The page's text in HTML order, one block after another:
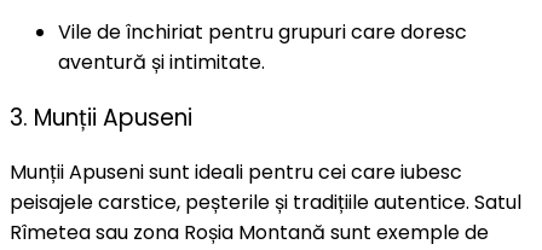
Vile de închiriat pentru grupuri care doresc
aventură și intimitate.
3. Munții Apuseni
Munții Apuseni sunt ideali pentru cei care iubesc
peisajele carstice, peșterile și tradițiile autentice. Satul
Rîmetea sau zona Roșia Montană sunt exemple de